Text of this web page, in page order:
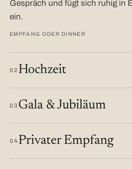
Gespräch und fügt sich ruhig in
ein.
EMPFANG ODER DINNER
02 Hochzeit
03 Gala & Jubiläum
04 Privater Empfang